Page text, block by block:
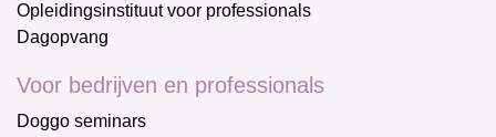
Opleidingsinstituut voor professionals
Dagopvang
Voor bedrijven en professionals
Doggo seminars